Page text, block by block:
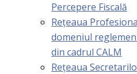
Percepere Fiscală
Reţeaua
domeniul
din cadrul CALM
Rețeaua